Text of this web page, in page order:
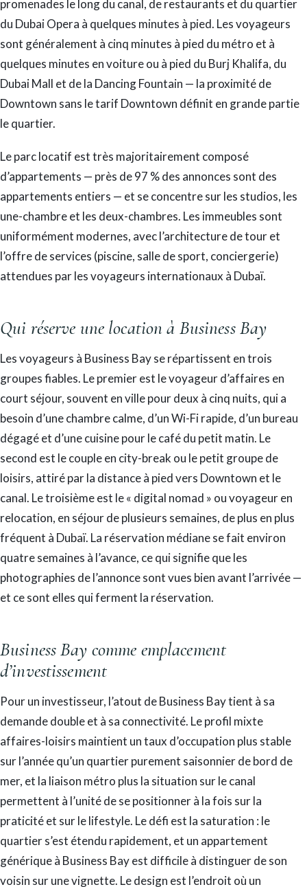
promenades le long du canal, de restaurants et du quartier
du Dubai Opera à quelques minutes à pied. Les voyageurs
sont généralement à cinq minutes à pied du métro et à
quelques minutes en voiture ou à pied du Burj Khalifa, du
Dubai Mall et de la Dancing Fountain — la proximité de
Downtown sans le tarif Downtown définit en grande partie
le quartier.
Le parc locatif est très majoritairement composé
d’appartements — près de 97 % des annonces sont des
appartements entiers — et se concentre sur les studios, les
une-chambre et les deux-chambres. Les immeubles sont
uniformément modernes, avec l’architecture de tour et
l’offre de services (piscine, salle de sport, conciergerie)
attendues par les voyageurs internationaux à Dubaï.
Qui réserve une location à Business Bay
Les voyageurs à Business Bay se répartissent en trois
groupes fiables. Le premier est le voyageur d’affaires en
court séjour, souvent en ville pour deux à cinq nuits, qui a
besoin d’une chambre calme, d’un Wi-Fi rapide, d’un bureau
dégagé et d’une cuisine pour le café du petit matin. Le
second est le couple en city-break ou le petit groupe de
loisirs, attiré par la distance à pied vers Downtown et le
canal. Le troisième est le « digital nomad » ou voyageur en
relocation, en séjour de plusieurs semaines, de plus en plus
fréquent à Dubaï. La réservation médiane se fait environ
quatre semaines à l’avance, ce qui signifie que les
photographies de l’annonce sont vues bien avant l’arrivée —
et ce sont elles qui ferment la réservation.
Business Bay comme emplacement
d’investissement
Pour un investisseur, l’atout de Business Bay tient à sa
demande double et à sa connectivité. Le profil mixte
affaires-loisirs maintient un taux d’occupation plus stable
sur l’année qu’un quartier purement saisonnier de bord de
mer, et la liaison métro plus la situation sur le canal
permettent à l’unité de se positionner à la fois sur la
praticité et sur le lifestyle. Le défi est la saturation : le
quartier s’est étendu rapidement, et un appartement
générique à Business Bay est difficile à distinguer de son
voisin sur une vignette. Le design est l’endroit où un